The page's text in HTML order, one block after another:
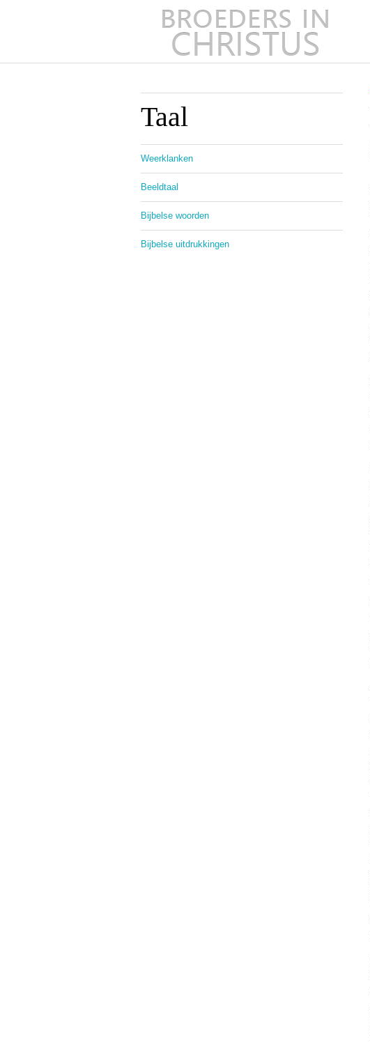
Taal
Weerklanken
Beeldtaal
Bijbelse woorden
Bijbelse uitdrukkingen